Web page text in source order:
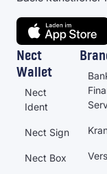
Nect
Wallet
Nect
Ident
Nect Sign
Nect Box